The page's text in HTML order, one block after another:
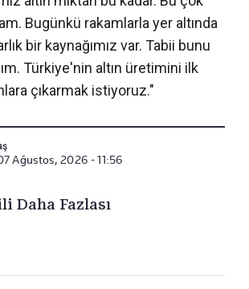
Bugünkü rakamlarla yer altında
bir kaynağımız var. Tabii bunu
Türkiye'nin altın üretimini ilk
çıkarmak istiyoruz."
Ağustos, 2026 - 11:56
Daha Fazlası